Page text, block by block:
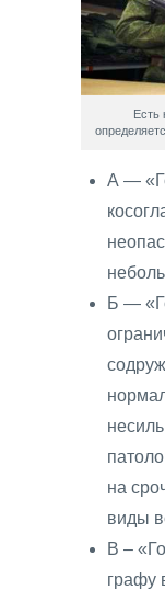
Есть
А —
Б —
на
виды
В –
графу